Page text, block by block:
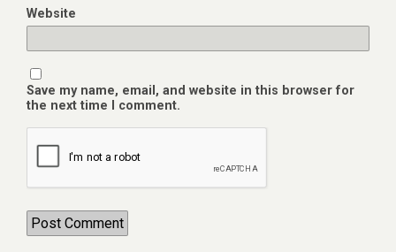
Website
Save my name, email, and website in this browser for
the next time I comment.